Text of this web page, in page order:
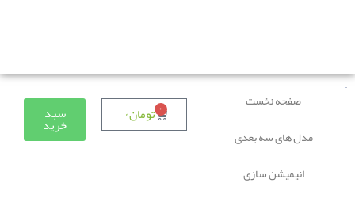
صفحه نخست
مدل های سه بعدی
انیمیشن سازی
تومان۰ ۰ سبد
خرید